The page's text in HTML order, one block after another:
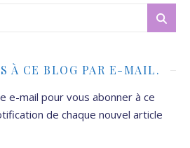
À CE BLOG PAR E-MAIL.
e-mail pour vous abonner à ce
de chaque nouvel article